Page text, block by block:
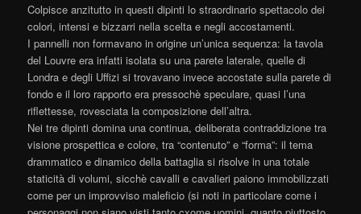
Colpisce anzitutto in questi dipinti lo straordinario spettacolo dei
colori, intensi e bizzarri nella scelta e negli accostamenti.
I pannelli non formavano in origine un’unica sequenza: la tavola
del Louvre era infatti isolata su una parete laterale, quelle di
Londra e degli Uffizi si trovavano invece accostate sulla parete di
fondo e il loro rapporto era pressochè speculare, quasi l’una
riflettesse, rovesciata la composizione dell’altra.
Nei tre dipinti domina una continua, deliberata contraddizione tra
visione prospettica e colore, tra “contenuto” e “forma”: il tema
drammatico e dinamico della battaglia si risolve in una totale
staticità di volumi, sicchè cavalli e cavalieri paiono immobilizzati
come per un improvviso maleficio (si noti in particolare come i